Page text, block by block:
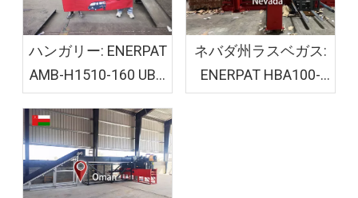
ハンガリー: ENERPAT
AMB-H1510-160 UBC
ベーラー機が設置さ
れました
ネバダ州ラスベガス:
ENERPAT HBA100-
110110 段ボール粉砕